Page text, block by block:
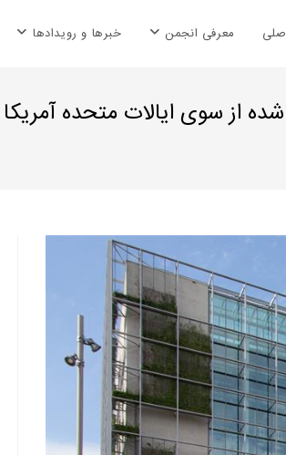
معرفی انجمن خبرها و رویدادها
از سوی ایالات متحده آمریکا